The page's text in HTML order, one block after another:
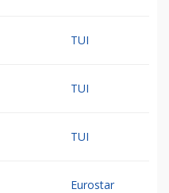
TUI
TUI
TUI
Eurostar